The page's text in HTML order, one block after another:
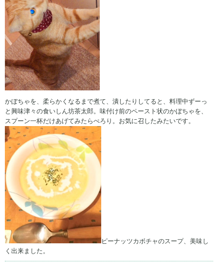
かぼちゃを、柔らかくなるまで煮て、潰したりしてると、料理中ずーっ
と興味津々の食いしん坊茶太郎。味付け前のペースト状のかぼちゃを、
スプーン一杯だけあげてみたらぺろり。お気に召したみたいです。
ピーナッツカボチャのスープ、美味し
く出来ました。